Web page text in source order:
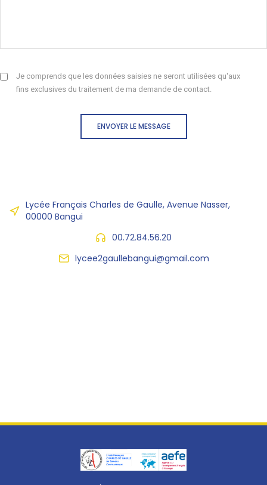
Je comprends que les données saisies ne seront utilisées qu'aux
fins exclusives du traitement de ma demande de contact.
ENVOYER LE MESSAGE
Lycée Français Charles de Gaulle, Avenue Nasser,
00000 Bangui
00.72.84.56.20
lycee2gaullebangui@gmail.com